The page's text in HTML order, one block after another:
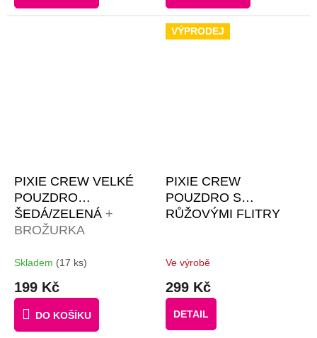
PIXIE CREW VELKÉ
POUZDRO
ŠEDÁ/ZELENÁ +
BROŽURKA
NÁPADŮ + 50
MALÝCH
RŮZNOBAREVNÝCH
PIXELŮ ZDARMA
Skladem (17 ks)
199 Kč
DO KOŠÍKU
VÝPRODEJ
PIXIE CREW
POUZDRO S
RŮŽOVÝMI FLITRY
Ve výrobě
299 Kč
DETAIL